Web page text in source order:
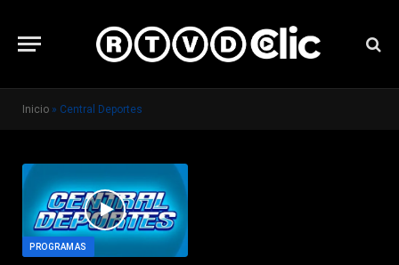
Inicio » Central Deportes
PROGRAMAS